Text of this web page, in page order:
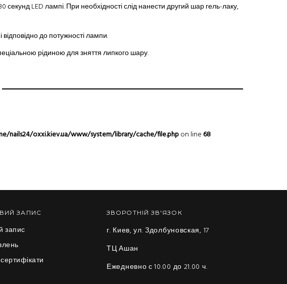
LED лампі. При необхідності слід нанести другий шар гель-лаку,
до потужності лампи.
рідиною для зняття липкого шару.
nails24/oxxi.kiev.ua/www/system/library/cache/file.phpon line68
ЗАПИС
запис
ЗВОРОТНІЙ ЗВ'ЯЗОК
г. Киев, ул. Здолбуновская, 17
ТЦ Ашан
Ежедневно с 10.00 до 21.00 ч.